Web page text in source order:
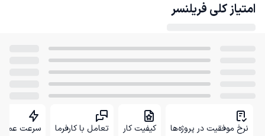
امتیاز کلی فریلنسر
نرخ موفقیت در پروژه‌ها کیفیت کار تعامل با کارفرما سرعت عمل